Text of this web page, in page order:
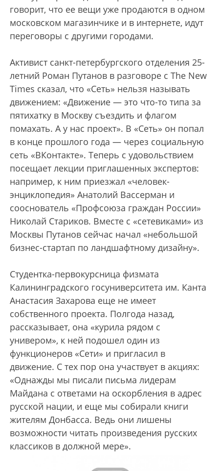
говорит, что ее вещи уже продаются в одном
московском магазинчике и в интернете, идут
переговоры с другими городами.
Активист санкт-петербургского отделения 25-
летний Роман Путанов в разговоре с The New
Times сказал, что «Сеть» нельзя называть
движением: «Движение — это что-то типа за
пятихатку в Москву съездить и флагом
помахать. А у нас проект». В «Сеть» он попал
в конце прошлого года — через социальную
сеть «ВКонтакте». Теперь с удовольствием
посещает лекции приглашенных экспертов:
например, к ним приезжал «человек-
энциклопедия» Анатолий Вассерман и
сооснователь «Профсоюза граждан России»
Николай Стариков. Вместе с «сетевиками» из
Москвы Путанов сейчас начал «небольшой
бизнес-стартап по ландшафтному дизайну».
Студентка-первокурсница физмата
Калининградского госуниверситета им. Канта
Анастасия Захарова еще не имеет
собственного проекта. Полгода назад,
рассказывает, она «курила рядом с
универом», к ней подошел один из
функционеров «Сети» и пригласил в
движение. С тех пор она участвует в акциях:
«Однажды мы писали письма лидерам
Майдана с ответами на оскорбления в адрес
русской нации, и еще мы собирали книги
жителям Донбасса. Ведь они лишены
возможности читать произведения русских
классиков в должной мере».